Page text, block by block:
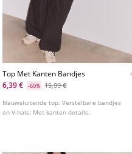
Top Met Kanten Bandjes
6,39 €
-60% 15,99 €
Nauwsluitende top. Verstelbare bandjes
en V-hals. Met kanten details.